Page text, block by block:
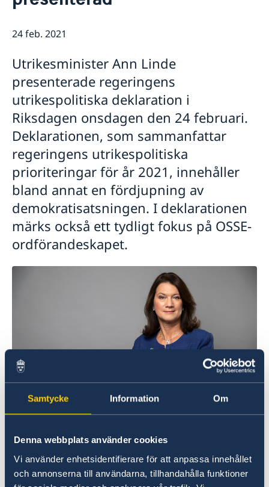
Samtycke Information Om
Denna webbplats använder cookies
Vi använder enhetsidentifierare för att anpassa innehållet
och annonserna till användarna, tillhandahålla funktioner
Team Sweden
Svenska företag i Albanien
24 feb. 2021
Utrikesminister Ann Linde
presenterade regeringens
utrikespolitiska deklaration i
Riksdagen onsdagen den 24 februari.
Deklarationen, som sammanfattar
regeringens utrikespolitiska
prioriteringar för år 2021, innehåller
bland annat en fördjupning av
demokratisatsningen. I deklarationen
märks också ett tydligt fokus på OSSE-
ordförandeskapet.
– I årets utrikesdeklaration ligger fokus på det
svenska OSSE-ordförandeskapet och att
leverera på och utveckla de initiativ som redan